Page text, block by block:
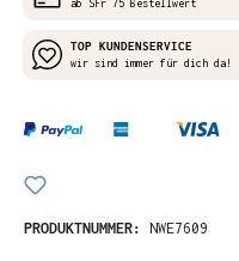
ab SFr 75 Bestellwert
TOP KUNDENSERVICE
wir sind immer für dich da!
PRODUKTNUMMER: NWE7609